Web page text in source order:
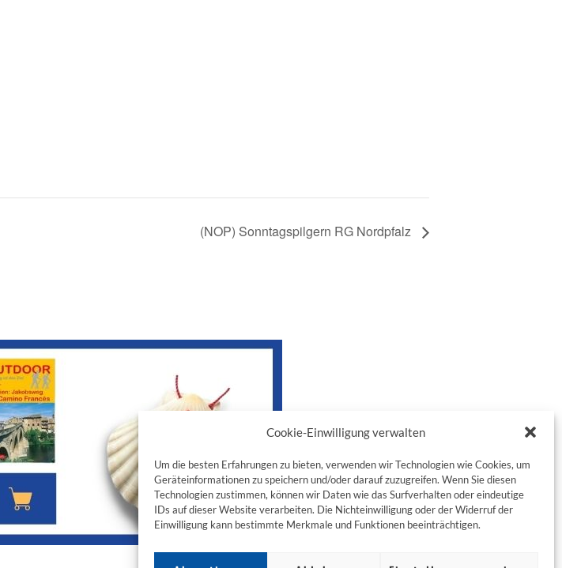
Cookie-Einwilligung verwalten
Um die besten Erfahrungen zu bieten, verwenden wir Technologien wie Cookies, um
Geräteinformationen zu speichern und/oder darauf zuzugreifen. Wenn Sie diesen
Technologien zustimmen, können wir Daten wie das Surfverhalten oder eindeutige
IDs auf dieser Website verarbeiten. Die Nichteinwilligung oder der Widerruf der
Einwilligung kann bestimmte Merkmale und Funktionen beeinträchtigen.
(NOP) Sonntagspilgern RG Nordpfalz